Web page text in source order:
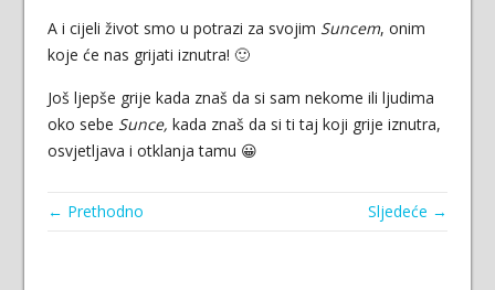
A i cijeli život smo u potrazi za svojim Suncem, onim
koje će nas grijati iznutra! 🙂
Još ljepše grije kada znaš da si sam nekome ili ljudima
oko sebe Sunce, kada znaš da si ti taj koji grije iznutra,
osvjetljava i otklanja tamu 😀
← Prethodno Sljedeće →